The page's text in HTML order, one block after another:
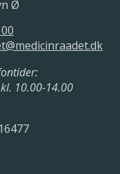
udkast til
værdi er
ansøger
22. marts 2018.
udarbejder
af
juli - 22. december
har
ansøgning
Ø
10.00-14.00